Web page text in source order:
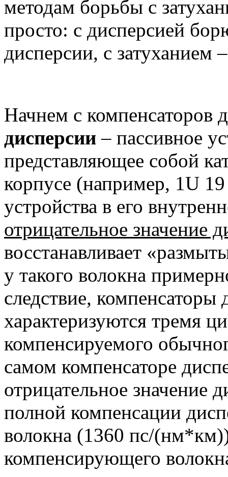
методам борьбы с
просто: с дисперсией
дисперсии, с затуханием
Начнем с компенсаторов
дисперсии – пассивное
представляющее собой
корпусе (например, 1U
устройства в его
отрицательное значение
восстанавливает
у такого волокна
следствие,
характеризуются тремя
компенсируемого
самом компенсаторе
отрицательное значение
полной компенсации
волокна (1360 пс/
компенсирующего